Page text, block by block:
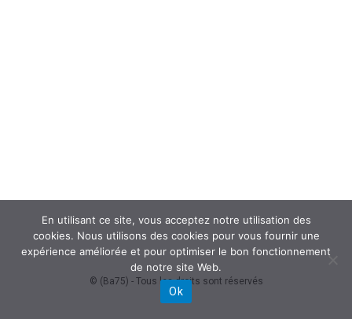
© (Ba75) - Tous les droits sont réservés
En utilisant ce site, vous acceptez notre utilisation des
cookies. Nous utilisons des cookies pour vous fournir une
expérience améliorée et pour optimiser le bon fonctionnement
de notre site Web.
Ok